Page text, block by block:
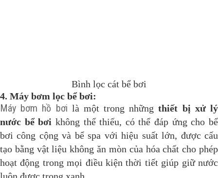
Bình lọc cát bể bơi
4. Máy bơm lọc bể bơi:
Máy bơm hồ bơi là một trong nhữngthiết bị xử lý
nước bể bơi không thể thiếu, có thể đáp ứng cho bể
bơi công cộng và bể spa với hiệu suất lớn, được cấu
tạo bằng vật liệu không ăn mòn của hóa chất cho phép
hoạt động trong mọi điều kiện thời tiết giúp giữ nước